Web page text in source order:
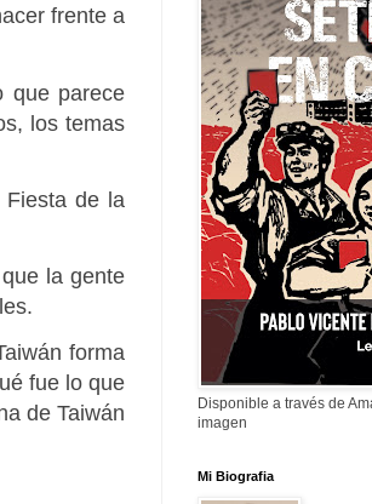
frente a
que parece
los temas
Fiesta de la
la gente
forma
fue lo que
de Taiwán
Disponible a través de
imagen
Mi Biografia